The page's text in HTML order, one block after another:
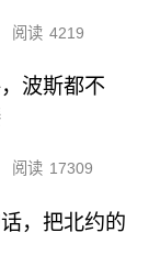
阅读 4219
波斯都不
阅读 17309
，把北约的